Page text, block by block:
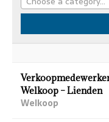
Welkoop – Lienden
Welkoop